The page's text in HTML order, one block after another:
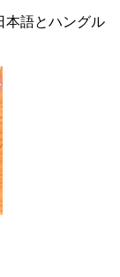
本語とハングル